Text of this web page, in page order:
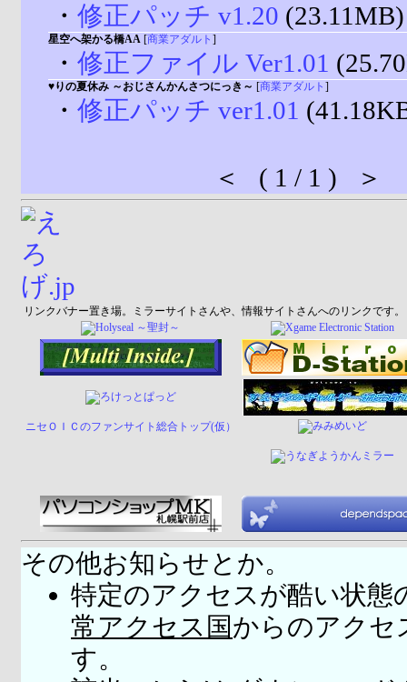
・ 修正パッチ v1.20 (23.11MB)
星空へ架かる橋AA [商業アダルト ]
・ 修正ファイル Ver1.01
♥りの夏休み ～おじさんかんさつにっき～ [商業アダルト ]
・ 修正パッチ ver1.01
＜ ( 1 / 1 ) ＞
リンクバナー置き場。ミラーサイトさんや、情報サイトさんへのリンクです。
ニセＯＩＣのファンサイト総合トップ(仮）
その他お知らせとか。
特定のアクセスが酷い状態
常アクセス国からのアクセ
す。